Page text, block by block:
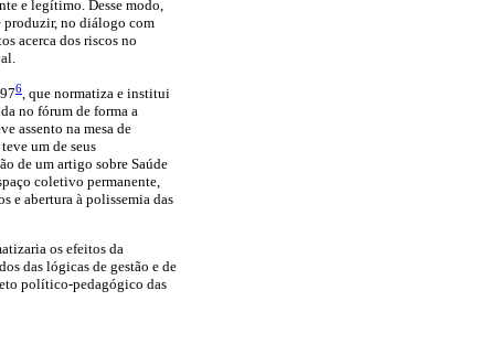
e legítimo. Desse modo,
produzir, no diálogo com
acerca dos riscos no
6, que normatiza e institui
no fórum de forma a
assento na mesa de
um de seus
de um artigo sobre Saúde
coletivo permanente,
e abertura à polissemia das
os efeitos da
das lógicas de gestão e de
político-pedagógico das